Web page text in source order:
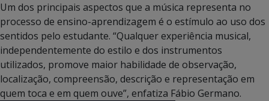
Um dos principais aspectos que a música representa no
processo de ensino-aprendizagem é o estímulo ao uso dos
sentidos pelo estudante. “Qualquer experiência musical,
independentemente do estilo e dos instrumentos
utilizados, promove maior habilidade de observação,
localização, compreensão, descrição e representação em
quem toca e em quem ouve”, enfatiza Fábio Germano.